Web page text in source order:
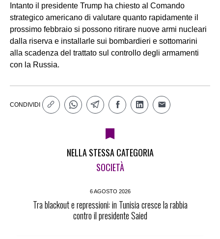
Intanto il presidente Trump ha chiesto al Comando
strategico americano di valutare quanto rapidamente il
prossimo febbraio si possono ritirare nuove armi nucleari
dalla riserva e installarle sui bombardieri e sottomarini
alla scadenza del trattato sul controllo degli armamenti
con la Russia.
CONDIVIDI
NELLA STESSA CATEGORIA
SOCIETÀ
6 AGOSTO 2026
Tra blackout e repressioni: in Tunisia cresce la rabbia
contro il presidente Saied